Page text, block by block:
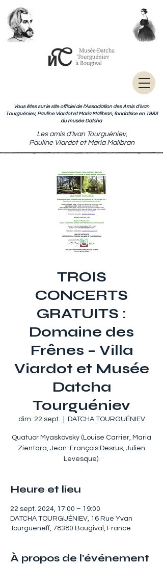
Vous êtes sur le site officiel de l'Association des Amis d'Ivan
Tourguéniev, Pauline Viardot et Maria Malibran, fondatrice en 1983
du musée Datcha
Les amis d'Ivan Tourguéniev,
Pauline Viardot et Maria Malibran
TROIS
CONCERTS
GRATUITS :
Domaine des
Frênes – Villa
Viardot et Musée
Datcha
Tourguéniev
dim. 22 sept. DATCHA TOURGUÉNIEV
Quatuor Myaskovsky (Louise Carrier, Maria
Zientara, Jean-François Desrus, Julien
Levesque).
Heure et lieu
22 sept. 2024, 17:00 – 19:00
DATCHA TOURGUÉNIEV, 16 Rue Yvan
Tourgueneff, 78380 Bougival, France
À propos de l'événement